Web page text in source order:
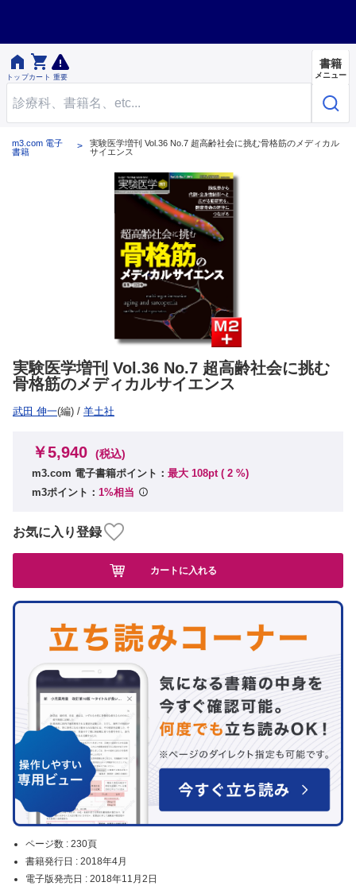

トップ

カート 重要
書籍
メニュー
m3.com 電子
書籍
実験医学増刊 Vol.36 No.7 超高齢社会に挑む骨格筋のメディカル
サイエンス
実験医学増刊 Vol.36 No.7 超高齢社会に挑む
骨格筋のメディカルサイエンス
武田 伸一(編) / 羊土社
ページ数 : 230頁
書籍発行日 : 2018年4月
電子版発売日 : 2018年11月2日
￥5,940 (税込)
m3.com 電子書籍ポイント： 最大 108pt ( 2 %)
m3ポイント： 1%相当
お気に入り登録
カートに入れる